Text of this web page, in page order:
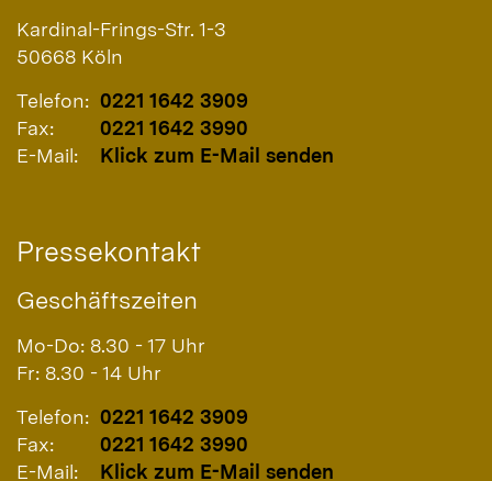
Kardinal-Frings-Str. 1-3
50668 Köln
Telefon: 0221 1642 3909
Fax:
0221 1642 3990
E-Mail:
Klick zum E-Mail senden
Pressekontakt
Geschäftszeiten
Mo-Do: 8.30 - 17 Uhr
Fr: 8.30 - 14 Uhr
Telefon: 0221 1642 3909
Fax:
0221 1642 3990
E-Mail:
Klick zum E-Mail senden